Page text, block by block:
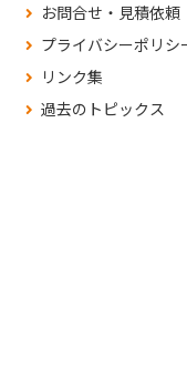
お問合せ・見積依頼
プライバシーポリシ
リンク集
過去のトピックス